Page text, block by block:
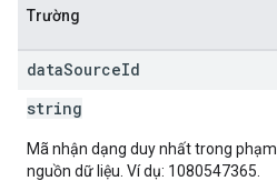
Trường
dataSourceId
string
Mã nhận dạng duy nhất trong
nguồn dữ liệu. Ví dụ: 1080547365.